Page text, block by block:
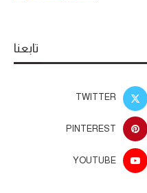
تابعنا
TWITTER
PINTEREST
YOUTUBE